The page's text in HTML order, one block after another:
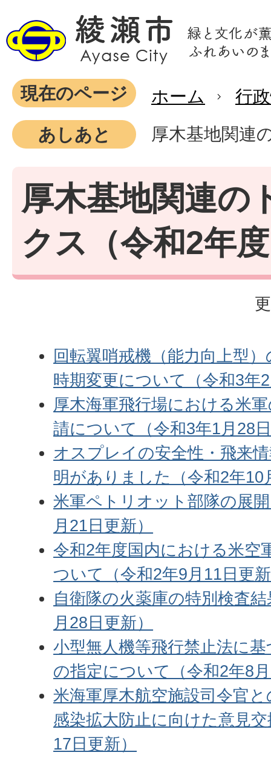
現在のページ ホーム
行
あしあと
厚木基地関連
厚木基地関連の
クス（令和2年
回転翼哨戒機（能力向上型
時期変更について（令和3年
厚木海軍飛行場における米
請について（令和3年1月28
オスプレイの安全性・飛来
明がありました（令和2年10
米軍ペトリオット部隊の展
月21日更新）
令和2年度国内における米空
ついて（令和2年9月11日更
自衛隊の火薬庫の特別検査
月28日更新）
小型無人機等飛行禁止法に
の指定について（令和2年8
米海軍厚木航空施設司令官
感染拡大防止に向けた意見
17日更新）